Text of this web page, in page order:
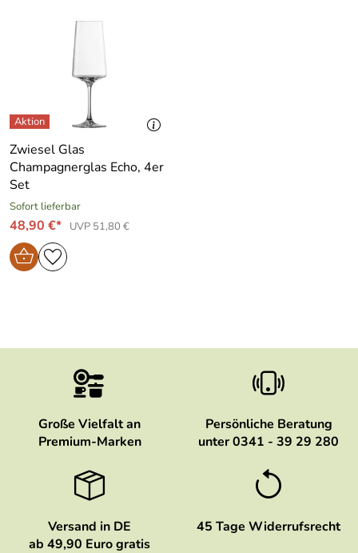
Zwiesel Glas
Champagnerglas Echo, 4er
Set
Sofort lieferbar
48,90 €* UVP 51,80 €
Große Vielfalt an
Premium-Marken
Persönliche Beratung
unter 0341 - 39 29 280
Versand in DE
ab 49,90 Euro gratis
45 Tage Widerrufsrecht